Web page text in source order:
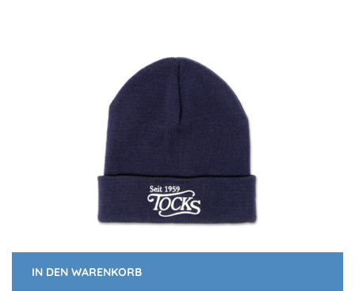
IN DEN WARENKORB